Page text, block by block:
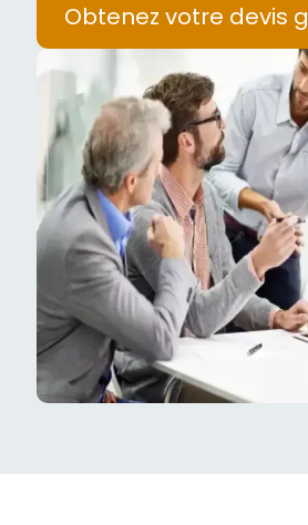
Obtenez votre devis